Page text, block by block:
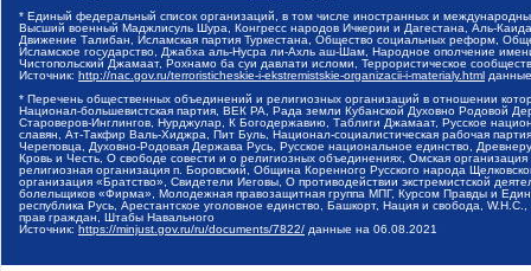
* Единый федеральный список организаций, в том числе иностранных и
Высший военный Маджлисуль Шура, Конгресс народов Ичкерии и Дагестана, Аль-
Движение Талибан, Исламская партия Туркестана, Общество социальных реформ,
Исламское государство, Джабха аль-Нусра ли-Ахль аш-Шам, Народное ополчение
Чистопольский Джамаат, Рохнамо ба суи давлати исломи, Террористическое
Источник: http://nac.gov.ru/terroristicheskie-i-ekstremistskie-organizacii-i-materialy.html
* Перечень общественных объединений и религиозных организаций в отношении
Национал-большевистская партия, ВЕК РА, Рада земли Кубанской Духовно Родовой
Староверов-Инглингов, Нурджулар, К Богодержавию, Таблиги Джамаат, Русское
славян, Ат-Такфир Валь-Хиджра, Пит Буль, Национал-социалистическая рабочая
Череповца, Духовно-Родовая Держава Русь, Русское национальное единство,
Кровь и Честь, О свободе совести и о религиозных объединениях, Омская
религиозная организация п. Боровский, Община Коренного Русского народа
организация «Братство», Свидетели Иеговы, О противодействии экстремистской
болельщиков «Фирма», Молодежная правозащитная группа МПГ, Курсом Правды и
республика Русь, Арестантское уголовное единство, Башкорт, Нация и свобода,
прав граждан, Штабы Навального
Источник: https://minjust.gov.ru/ru/documents/7822/ данные на 06.08.2021